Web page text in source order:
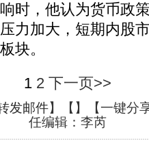
，他认为货币政
力加大，短期内股
块。
1 2 下一页>>
发邮件】【 】
【一键分
任编辑：李芮